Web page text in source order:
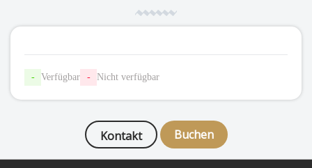
- Verfügbar - Nicht verfügbar
Kontakt Buchen